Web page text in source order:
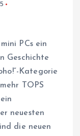
PCs ein
Geschichte
Kategorie
TOPS
neuesten
die neuen